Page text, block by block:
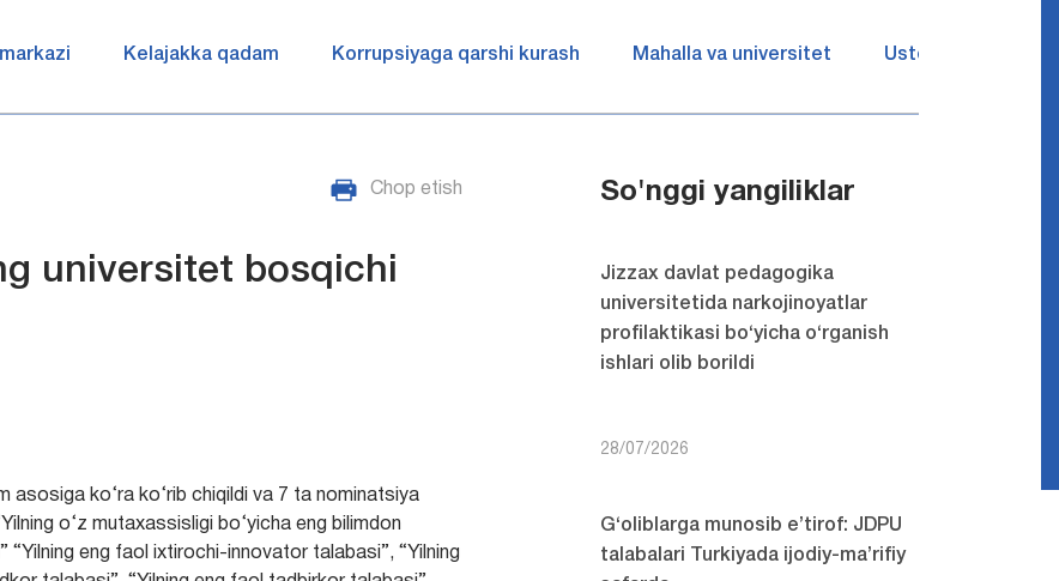
Kelajakka qadam Korrupsiyaga qarshi kurash Mahalla va universitet Ustozlar suhbatin
Chop etish
universitet bosqichi
asosiga ko‘ra ko‘rib chiqildi va 7 ta nominatsiya
o‘z mutaxassisligi bo‘yicha eng bilimdon
“Yilning eng faol ixtirochi-innovator talabasi”, “Yilning
So'nggi yangiliklar
Jizzax davlat pedagogika
universitetida narkojinoyatlar
profilaktikasi bo‘yicha o‘rganish
ishlari olib borildi
28/07/2026
G‘oliblarga munosib e’tirof: JDPU
talabalari Turkiyada ijodiy-ma’rifiy